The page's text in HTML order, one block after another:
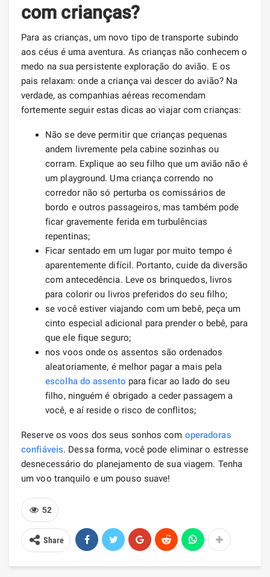
com crianças?
Para as crianças, um novo tipo de transporte subindo
aos céus é uma aventura. As crianças não conhecem o
medo na sua persistente exploração do avião. E os
pais relaxam: onde a criança vai descer do avião? Na
verdade, as companhias aéreas recomendam
fortemente seguir estas dicas ao viajar com crianças:
Não se deve permitir que crianças pequenas
andem livremente pela cabine sozinhas ou
corram. Explique ao seu filho que um avião não é
um playground. Uma criança correndo no
corredor não só perturba os comissários de
bordo e outros passageiros, mas também pode
ficar gravemente ferida em turbulências
repentinas;
Ficar sentado em um lugar por muito tempo é
aparentemente difícil. Portanto, cuide da diversão
com antecedência. Leve os brinquedos, livros
para colorir ou livros preferidos do seu filho;
se você estiver viajando com um bebê, peça um
cinto especial adicional para prender o bebê, para
que ele fique seguro;
nos voos onde os assentos são ordenados
aleatoriamente, é melhor pagar a mais pela
escolha do assento para ficar ao lado do seu
filho, ninguém é obrigado a ceder passagem a
você, e aí reside o risco de conflitos;
Reserve os voos dos seus sonhos com operadoras
confiáveis. Dessa forma, você pode eliminar o estresse
desnecessário do planejamento de sua viagem. Tenha
um voo tranquilo e um pouso suave!
52
Share